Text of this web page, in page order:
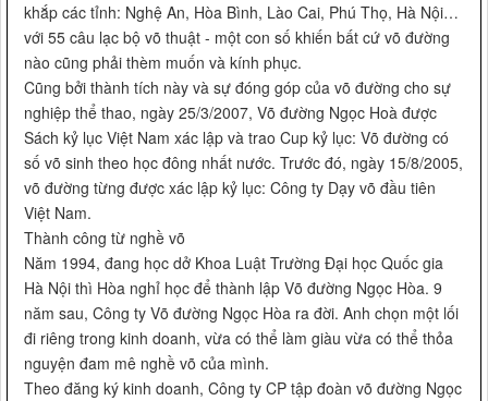
khắp các tỉnh: Nghệ An, Hòa Bình, Lào Cai, Phú Thọ, Hà Nội…
với 55 câu lạc bộ võ thuật - một con số khiến bất cứ võ đường
nào cũng phải thèm muốn và kính phục.
Cũng bởi thành tích này và sự đóng góp của võ đường cho sự
nghiệp thể thao, ngày 25/3/2007, Võ đường Ngọc Hoà được
Sách kỷ lục Việt Nam xác lập và trao Cup kỷ lục: Võ đường có
số võ sinh theo học đông nhất nước. Trước đó, ngày 15/8/2005,
võ đường từng được xác lập kỷ lục: Công ty Dạy võ đầu tiên
Việt Nam.
Thành công từ nghề võ
Năm 1994, đang học dở Khoa Luật Trường Đại học Quốc gia
Hà Nội thì Hòa nghỉ học để thành lập Võ đường Ngọc Hòa. 9
năm sau, Công ty Võ đường Ngọc Hòa ra đời. Anh chọn một lối
đi riêng trong kinh doanh, vừa có thể làm giàu vừa có thể thỏa
nguyện đam mê nghề võ của mình.
Theo đăng ký kinh doanh, Công ty CP tập đoàn võ đường Ngọc